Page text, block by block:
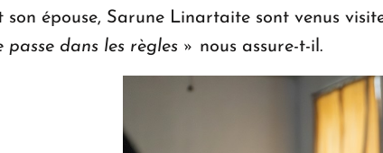
son épouse, Sarune Linartaite sont venus
passe dans les règles » nous assure-t-il.